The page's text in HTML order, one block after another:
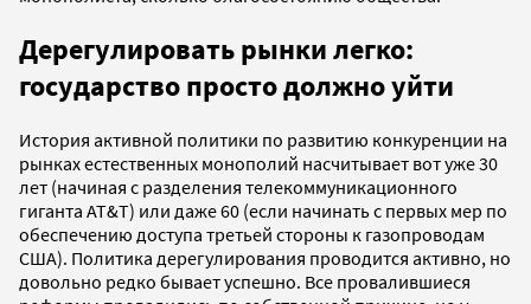
Дерегулировать рынки легко:
государство просто должно уйти
История активной политики по развитию конкуренции на
рынках естественных монополий насчитывает вот уже 30
лет (начиная с разделения телекоммуникационного
гиганта АТ&Т) или даже 60 (если начинать с первых мер по
обеспечению доступа третьей стороны к газопроводам
США). Политика дерегулирования проводится активно, но
довольно редко бывает успешно. Все провалившиеся